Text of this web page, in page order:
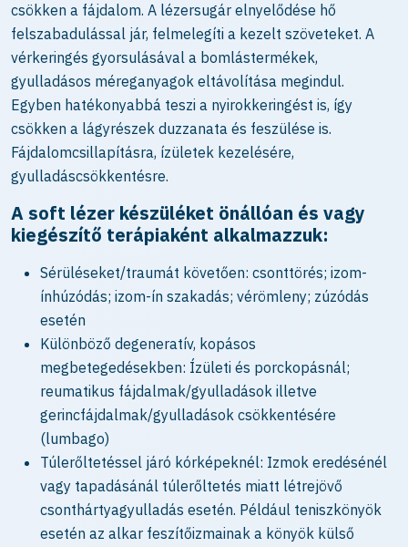
csökken a fájdalom. A lézersugár elnyelődése hő
felszabadulással jár, felmelegíti a kezelt szöveteket. A
vérkeringés gyorsulásával a bomlástermékek,
gyulladásos méreganyagok eltávolítása megindul.
Egyben hatékonyabbá teszi a nyirokkeringést is, így
csökken a lágyrészek duzzanata és feszülése is.
Fájdalomcsillapításra, ízületek kezelésére,
gyulladáscsökkentésre.
A soft lézer készüléket önállóan és vagy
kiegészítő terápiaként alkalmazzuk:
Sérüléseket/traumát követően: csonttörés; izom-
ínhúzódás; izom-ín szakadás; vérömleny; zúzódás
esetén
Különböző degeneratív, kopásos
megbetegedésekben: Ízületi és porckopásnál;
reumatikus fájdalmak/gyulladások illetve
gerincfájdalmak/gyulladások csökkentésére
(lumbago)
Túlerőltetéssel járó kórképeknél: Izmok eredésénél
vagy tapadásánál túlerőltetés miatt létrejövő
csonthártyagyulladás esetén. Például teniszkönyök
esetén az alkar feszítőizmainak a könyök külső